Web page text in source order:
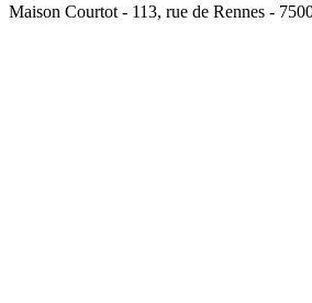
Maison Courtot - 113, rue de Rennes -